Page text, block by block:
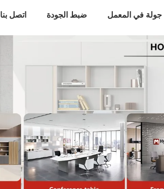
جولة في المعمل ضبط الجودة اتصل بنا